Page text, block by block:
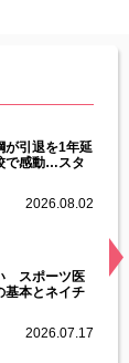
が引退を1年延
で感動…スタ
2026.08.02
スポーツ医
基本とネイチ
2026.07.17